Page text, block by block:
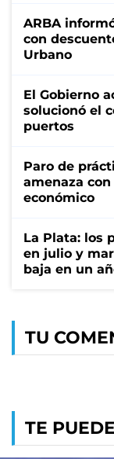
ARBA
con
Urbano
El Gobierno
solucionó el
puertos
Paro de
amenaza
económico
La Plata: los
en julio y
baja en un
TU
TE